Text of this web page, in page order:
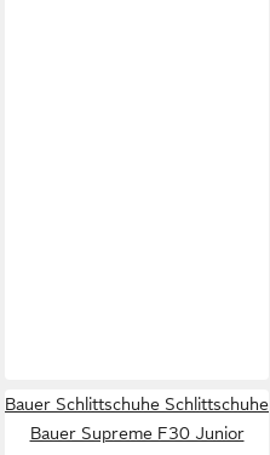
Bauer Schlittschuhe Schlittschuhe
Bauer Supreme F30 Junior